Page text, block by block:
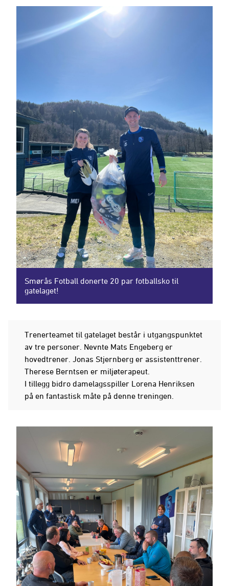
Smørås Fotball donerte 20 par fotballsko til
gatelaget!
Trenerteamet til gatelaget består i utgangspunktet
av tre personer. Nevnte Mats Engeberg er
hovedtrener. Jonas Stjernberg er assistenttrener.
Therese Berntsen er miljøterapeut.
I tillegg bidro damelagsspiller Lorena Henriksen
på en fantastisk måte på denne treningen.